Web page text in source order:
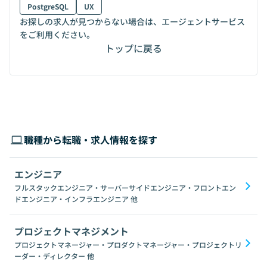
PostgreSQL
UX
お探しの求人が見つからない場合は、エージェントサービス
をご利用ください。
トップに戻る
職種から転職・求人情報を探す
エンジニア
フルスタックエンジニア・サーバーサイドエンジニア・フロントエン
ドエンジニア・インフラエンジニア 他
プロジェクトマネジメント
プロジェクトマネージャー・プロダクトマネージャー・プロジェクトリ
ーダー・ディレクター 他